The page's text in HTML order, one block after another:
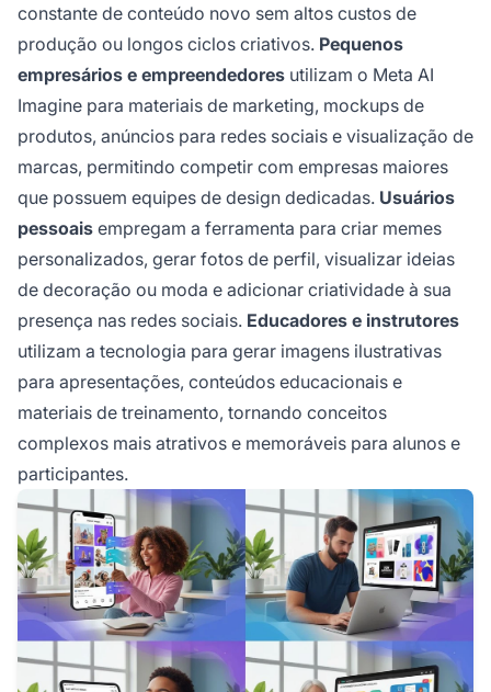
constante de conteúdo novo sem altos custos de
produção ou longos ciclos criativos. Pequenos
empresários e empreendedores utilizam o Meta AI
Imagine para materiais de marketing, mockups de
produtos, anúncios para redes sociais e visualização de
marcas, permitindo competir com empresas maiores
que possuem equipes de design dedicadas. Usuários
pessoais empregam a ferramenta para criar memes
personalizados, gerar fotos de perfil, visualizar ideias
de decoração ou moda e adicionar criatividade à sua
presença nas redes sociais. Educadores e instrutores
utilizam a tecnologia para gerar imagens ilustrativas
para apresentações, conteúdos educacionais e
materiais de treinamento, tornando conceitos
complexos mais atrativos e memoráveis para alunos e
participantes.